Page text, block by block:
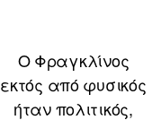
Ο Φραγκλίνος
εκτός από φυσικός
ήταν πολιτικός,